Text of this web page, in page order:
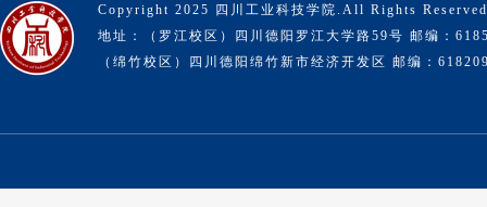
Copyright 2025 四川工业科技学院.All Rights
地址：（罗江校区）四川德阳罗江大学路59号 邮编：
（绵竹校区）四川德阳绵竹新市经济开发区 邮编：